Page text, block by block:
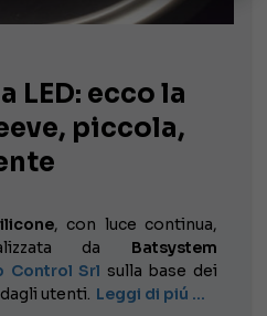
LED: ecco la
piccola,
, con luce continua,
da Batsystem
Control Srl sulla base dei
utenti. Leggi di piú …